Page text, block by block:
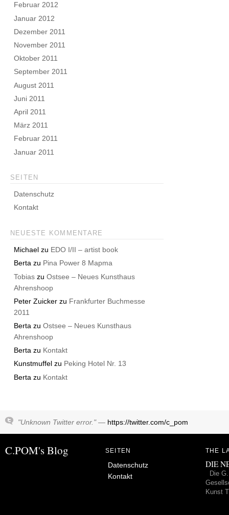
Februar 2012
Januar 2012
Dezember 2011
November 2011
Oktober 2011
September 2011
August 2011
Juni 2011
April 2011
März 2011
Februar 2011
Januar 2011
SEITEN
Datenschutz
Kontakt
NEUESTE KOMMENTARE
Michael zu EDO I/II – artist book
Berta zu Pina Power 8 Mapma
Tobias zuOstsee – Neues Kunsthaus
Ahrenshoop
Peter Zuicker zu Frankfurter Buchmesse
2011
Berta zuOstsee – Neues Kunsthaus
Ahrenshoop
Berta zu Kontakt
Kunstmuffel zu Peking Hotel Nr. 13
Berta zu Kontakt
"Unknown Twitter error." — https://twitter.com/c_pom
C.POM's Blog SEITEN
Datenschutz
Kontakt
THE
DIE
Die
Kunst